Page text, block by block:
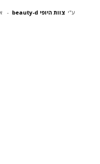
ע"י צוות היופי beauty-d -